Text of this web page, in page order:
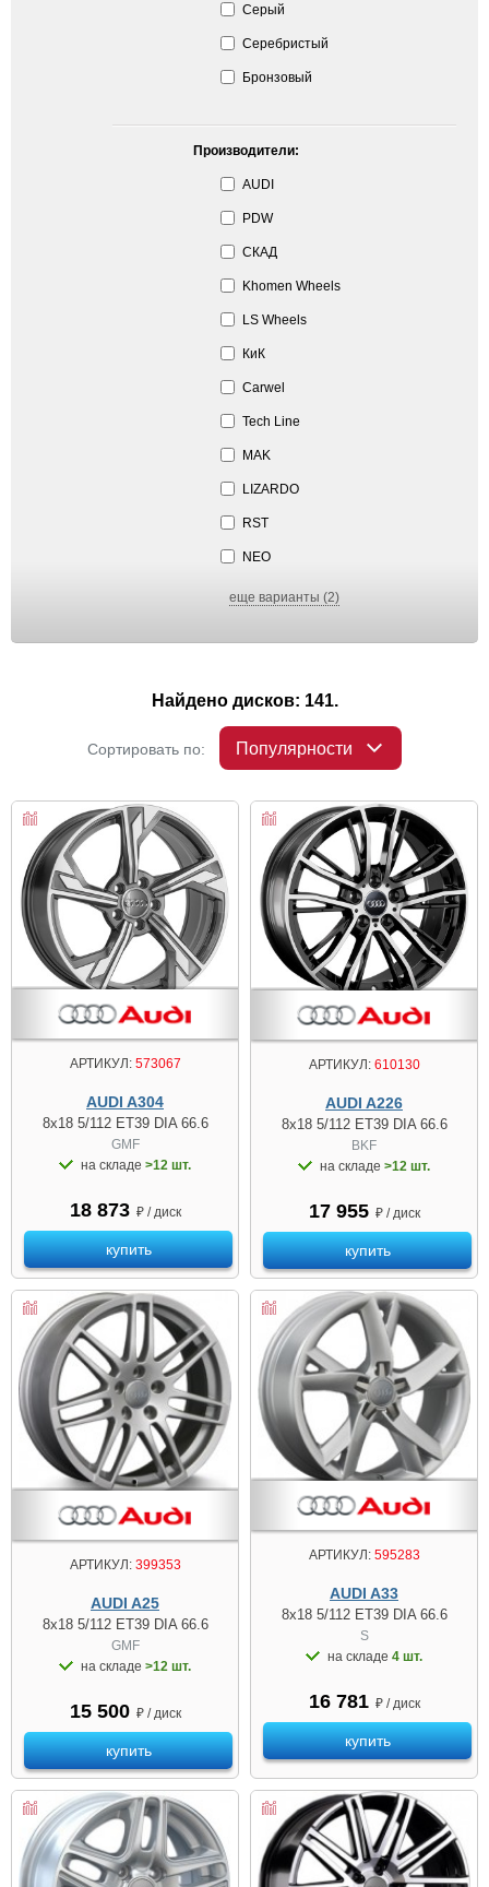
Серый
Серебристый
Бронзовый
Производители:
AUDI
PDW
СКАД
Khomen Wheels
LS Wheels
КиК
Carwel
Tech Line
MAK
LIZARDO
RST
NEO
еще варианты (2)
Найдено дисков: 141.
Сортировать по: Популярности
АРТИКУЛ:573067
AUDI A304
8x18 5/112 ET39 DIA 66.6
GMF
на складе >12 шт.
18 873 ₽ / диск
купить
АРТИКУЛ:610130
AUDI A226
8x18 5/112 ET39 DIA 66.6
BKF
на складе >12 шт.
17 955 ₽ / диск
купить
АРТИКУЛ:399353
AUDI A25
8x18 5/112 ET39 DIA 66.6
GMF
на складе >12 шт.
15 500 ₽ / диск
купить
АРТИКУЛ:595283
AUDI A33
8x18 5/112 ET39 DIA 66.6
S
на складе 4 шт.
16 781 ₽ / диск
купить